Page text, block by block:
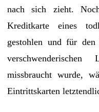
nach sich zieht.
Kreditkarte eines
gestohlen und für
missbraucht wurde,
Eintrittskarten